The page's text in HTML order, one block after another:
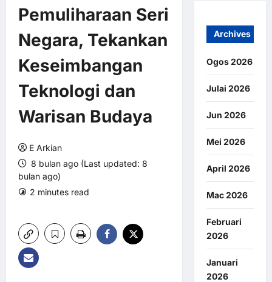
Pemuliharaan Seri
Negara, Tekankan
Keseimbangan
Teknologi dan
Warisan Budaya
E Arkian
8 bulan ago (Last updated: 8
bulan ago)
2 minutes read
Archives
Ogos 2026
Julai 2026
Jun 2026
Mei 2026
April 2026
Mac 2026
Februari
2026
Januari
2026